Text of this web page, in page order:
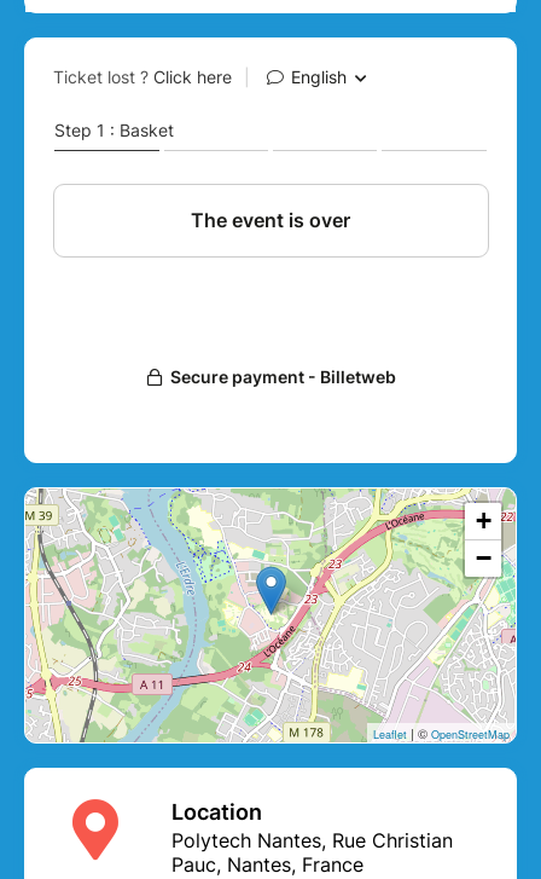
universel et un cadre d’action qui permettent à
tous les acteurs, dont les entreprises, d’agir
pour le bien commun.
ces 17 Objectifs de Développement Durable,
tous interconnectés, l’édition 2022 de
l’Université Jules Verne vous invite à
la paix, l’humanité, la planète et la prospérité.
+
−
Leaflet | © OpenStreetMap
Location
Polytech Nantes, Rue Christian
Pauc, Nantes, France